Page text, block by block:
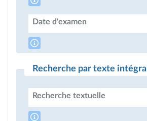
Date d'examen
Recherche par texte intégral
Recherche textuelle